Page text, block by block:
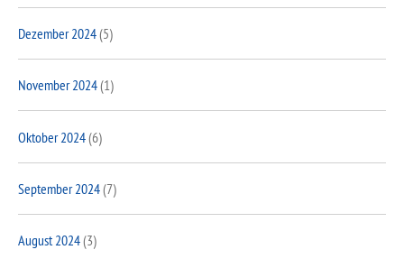
Dezember 2024(5)
November 2024(1)
Oktober 2024(6)
September 2024(7)
August 2024(3)